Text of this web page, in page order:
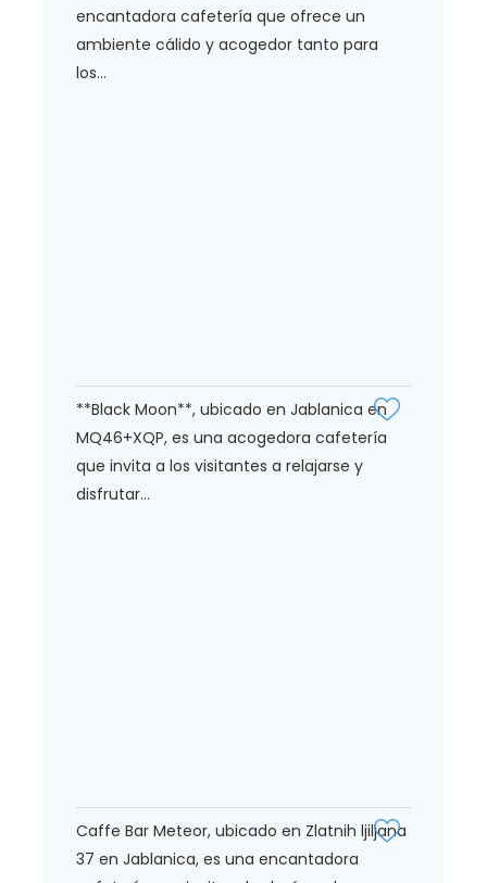
encantadora cafetería que ofrece un
ambiente cálido y acogedor tanto para
los...
**Black Moon**, ubicado en Jablanica en
MQ46+XQP, es una acogedora cafetería
que invita a los visitantes a relajarse y
disfrutar...
Caffe Bar Meteor, ubicado en Zlatnih ljiljana
37 en Jablanica, es una encantadora